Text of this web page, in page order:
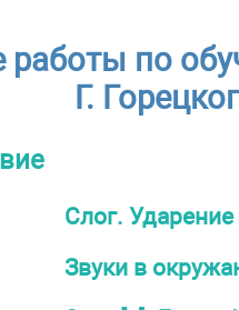
работы по
Г.
Слог. Ударение
Звуки в